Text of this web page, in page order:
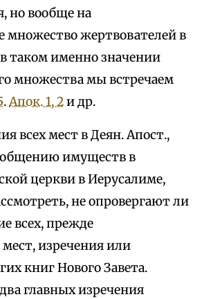
но вообще на
множество жертвователей в
таком именно значении
множества мы встречаем
.Апок. 1, 2и др.
всех мест в Деян. Апост.,
имуществ в
церкви в Иерусалиме,
не опровергают ли
всех, прежде
изречения или
книг Нового Завета.
главных изречения